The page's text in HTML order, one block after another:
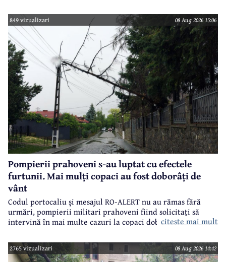
849 vizualizari 08 Aug 2026 15:06
Pompierii prahoveni s-au luptat cu efectele
furtunii. Mai mulți copaci au fost doborâți de
vânt
Codul portocaliu și mesajul RO-ALERT nu au rămas fără
urmări, pompierii militari prahoveni fiind solicitați să
intervină în mai multe cazuri la copaci doborâți în urma
citeste mai mult
2765 vizualizari 08 Aug 2026 14:42